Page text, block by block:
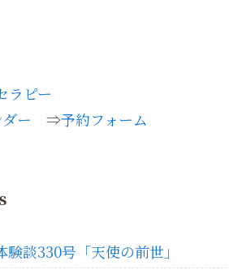
ラピー
ー ⇒予約フォーム
験談330号「天使の前世」